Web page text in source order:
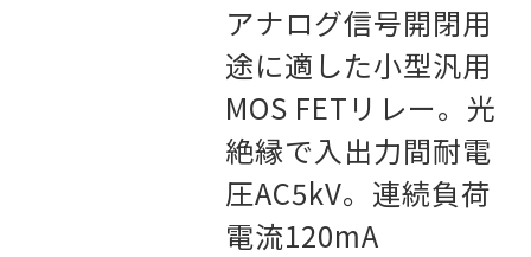
アナログ信号開閉用
途に適した小型汎用
MOS FETリレー。光
絶縁で入出力間耐電
圧AC5kV。連続負荷
電流120mA